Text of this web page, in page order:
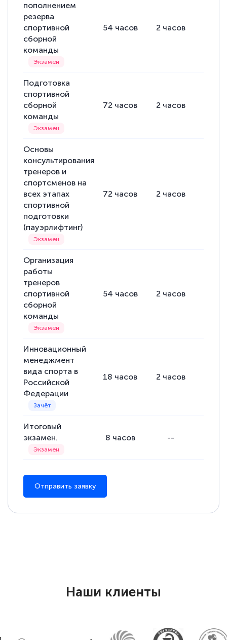
пополнением
резерва
спортивной
сборной
команды
54 часов 2 часов
Подготовка
спортивной
сборной
команды
72 часов 2 часов
Основы
консультирования
тренеров и
спортсменов на
всех этапах
спортивной
подготовки
(пауэрлифтинг)
72 часов 2 часов
Организация
работы
тренеров
спортивной
сборной
команды
54 часов 2 часов
Инновационный
менеджмент
вида спорта в
Российской
Федерации
18 часов 2 часов
Итоговый
экзамен.
8 часов --
Отправить заявку
Наши клиенты